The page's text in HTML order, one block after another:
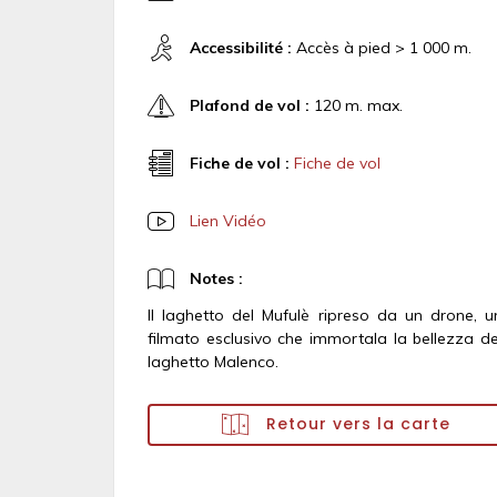
Accessibilité : Accès à pied > 1 000 m.
Plafond de vol : 120 m. max.
Fiche de vol : Fiche de vol
Lien Vidéo
Notes :
Il laghetto del Mufulè ripreso da un drone,
filmato esclusivo che immortala la bellezza
laghetto Malenco.
Retour vers la carte